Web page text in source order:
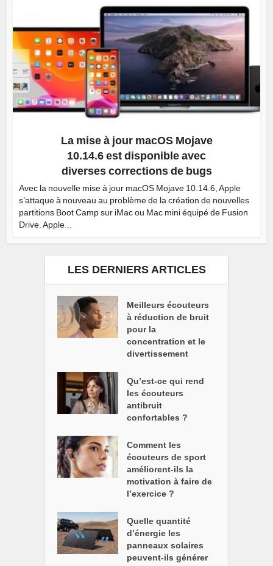
La mise à jour macOS Mojave
10.14.6 est disponible avec
diverses corrections de bugs
Avec la nouvelle mise à jour macOS Mojave 10.14.6, Apple
s’attaque à nouveau au problème de la création de nouvelles
partitions Boot Camp sur iMac ou Mac mini équipé de Fusion
Drive. Apple...
LES DERNIERS ARTICLES
Meilleurs écouteurs
à réduction de bruit
pour la
concentration et le
divertissement
Qu’est-ce qui rend
les écouteurs
antibruit
confortables ?
Comment les
écouteurs de sport
améliorent-ils la
motivation à faire de
l’exercice ?
Quelle quantité
d’énergie les
panneaux solaires
peuvent-ils générer